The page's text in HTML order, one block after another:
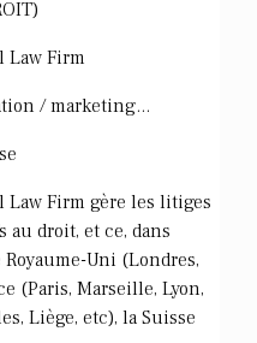
Law Firm
/ marketing...
Firm gère les litiges
droit, et ce, dans
Uni (Londres,
(Paris, Marseille, Lyon,
Liège, etc), la Suisse